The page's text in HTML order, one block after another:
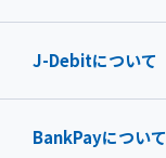
J-Debitについて
BankPayについて